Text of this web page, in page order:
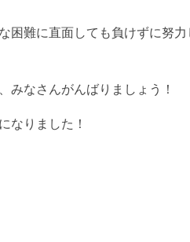
難に直面しても負けずに努
みなさんがんばりましょう！
なりました！